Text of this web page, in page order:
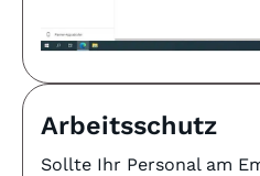
Arbeitsschutz
Sollte Ihr Personal am